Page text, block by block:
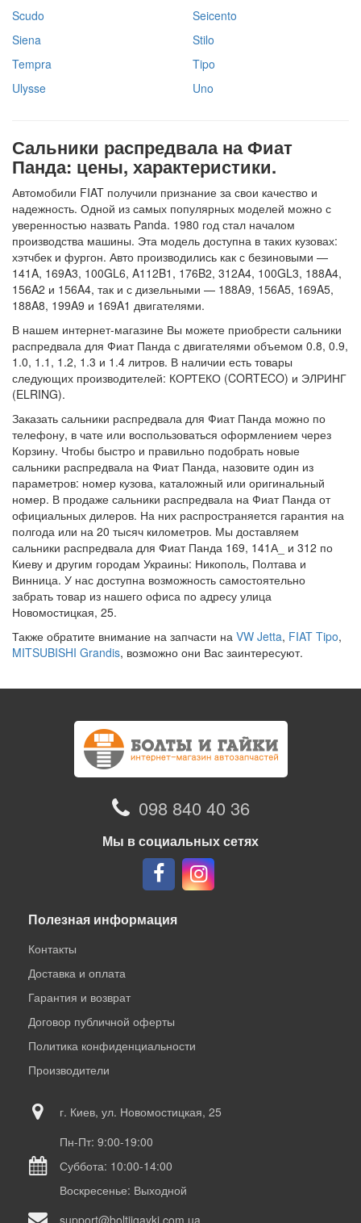
Scudo
Seicento
Siena
Stilo
Tempra
Tipo
Ulysse
Uno
Сальники распредвала на Фиат
Панда: цены, характеристики.
Автомобили FIAT получили признание за свои качество и
надежность. Одной из самых популярных моделей можно с
уверенностью назвать Panda. 1980 год стал началом
производства машины. Эта модель доступна в таких кузовах:
хэтчбек и фургон. Авто производились как с безиновыми —
141A, 169A3, 100GL6, A112B1, 176B2, 312A4, 100GL3, 188A4,
156A2 и 156A4, так и с дизельными — 188A9, 156A5, 169A5,
188A8, 199A9 и 169A1 двигателями.
В нашем интернет-магазине Вы можете приобрести сальники
распредвала для Фиат Панда с двигателями объемом 0.8, 0.9,
1.0, 1.1, 1.2, 1.3 и 1.4 литров. В наличии есть товары
следующих производителей: КОРТЕКО (CORTECO) и ЭЛРИНГ
(ELRING).
Заказать сальники распредвала для Фиат Панда можно по
телефону, в чате или воспользоваться оформлением через
Корзину. Чтобы быстро и правильно подобрать новые
сальники распредвала на Фиат Панда, назовите один из
параметров: номер кузова, каталожный или оригинальный
номер. В продаже сальники распредвала на Фиат Панда от
официальных дилеров. На них распространяется гарантия на
полгода или на 20 тысяч километров. Мы доставляем
сальники распредвала для Фиат Панда 169, 141А_ и 312 по
Киеву и другим городам Украины: Никополь, Полтава и
Винница. У нас доступна возможность самостоятельно
забрать товар из нашего офиса по адресу улица
Новомостицкая, 25.
Также обратите внимание на запчасти на VW Jetta, FIAT Tipo,
MITSUBISHI Grandis, возможно они Вас заинтересуют.
098 840 40 36
Мы в социальных сетях
Полезная информация
Контакты
Доставка и оплата
Гарантия и возврат
Договор публичной оферты
Политика конфиденциальности
Производители
г. Киев, ул. Новомостицкая, 25
Пн-Пт: 9:00-19:00
Суббота: 10:00-14:00
Воскресенье: Выходной